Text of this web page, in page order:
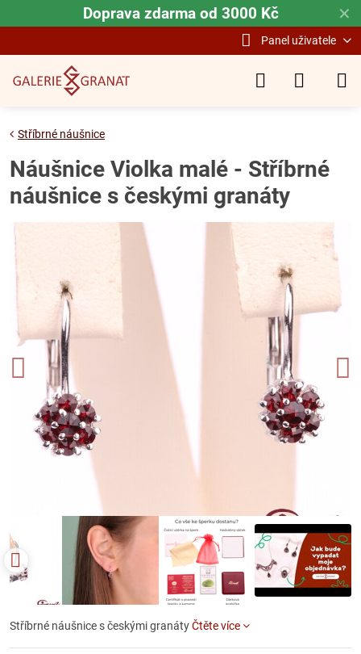
✕
Doprava zdarma od 3000 Kč
Panel uživatele
Stříbrné náušnice
Náušnice Violka malé - Stříbrné
náušnice s českými granáty
Stříbrné náušnice s českými granátyČtěte více